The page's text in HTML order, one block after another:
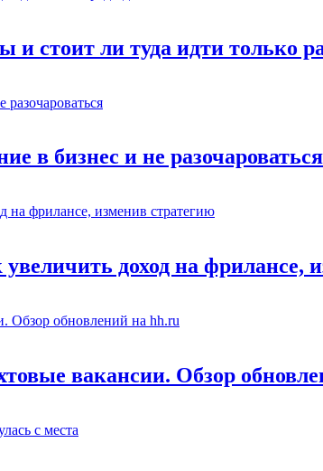
стоит ли туда идти только
в бизнес и не разочароваться
доход на фрилансе,
вакансии. Обзор